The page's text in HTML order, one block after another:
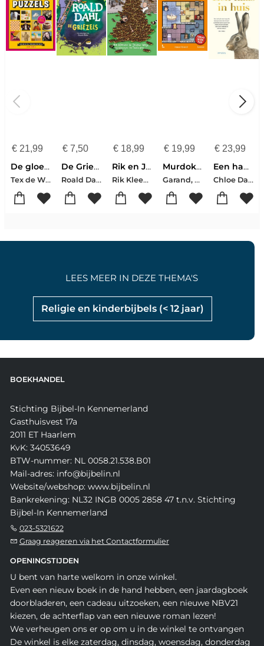
€21,99
De gloednieuwe QuizPuzzels
Tex de Wit-Thomas Swierts
€7,50
De Griezels
Roald Dahl
€ 18,99
Rik en Jesper en de frikandelbroodjescrisis
Rik Kleeven-Jesper Weijs
€ 19,99
Murdoku - Terug In De Tijd
Garand, Manuel
€ 23,99
Een haas in huis
Chloe Dalton
Religie en kinderbijbels (< 12 jaar)
LEES MEER IN DEZE THEMA'S
BOEKHANDEL
Stichting Bijbel-In Kennemerland
Gasthuisvest 17a
2011 ET Haarlem
KvK: 34053649
BTW-nummer: NL 0058.21.538.B01
Mail-adres: info@bijbelin.nl
Website/webshop: www.bijbelin.nl
Bankrekening: NL32 INGB 0005 2858 47 t.n.v. Stichting
Bijbel-In Kennemerland
023-5321622
Graag reageren via het Contactformulier
OPENINGSTIJDEN
U bent van harte welkom in onze winkel.
Even een nieuw boek in de hand hebben, een jaardagboek
doorbladeren, een cadeau uitzoeken, een nieuwe NBV21
kiezen, de achterflap van een nieuwe roman lezen!
We verheugen ons er op om u in de winkel te ontvangen
De winkel is elke zaterdag, dinsdag, woensdag, donderdag